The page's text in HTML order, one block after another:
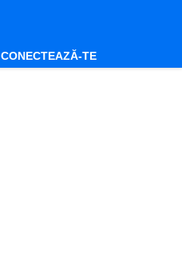
CONECTEAZĂ-TE